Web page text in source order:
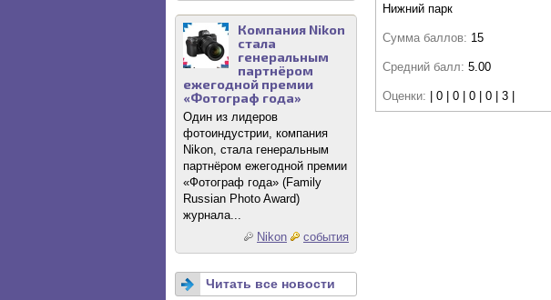
Компания Nikon
стала
генеральным
партнёром
ежегодной премии
«Фотограф года»
Один из лидеров
фотоиндустрии, компания
Nikon, стала генеральным
партнёром ежегодной премии
«Фотограф года» (Family
Russian Photo Award)
журнала...
Nikon
события
Читать все новости
Нижний парк
Сумма баллов: 15
Средний балл: 5.00
Оценки: | 0 | 0 | 0 | 0 | 3 |